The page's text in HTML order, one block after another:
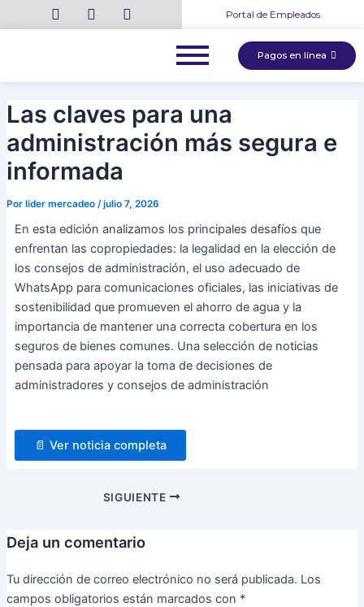
al
Portal de Empleados
Pagos en línea
Las claves para una
administración más segura e
informada
Por lider mercadeo /julio 7, 2026
En esta edición analizamos los principales desafíos que
enfrentan las copropiedades: la legalidad en la elección de
los consejos de administración, el uso adecuado de
WhatsApp para comunicaciones oficiales, las iniciativas de
sostenibilidad que promueven el ahorro de agua y la
importancia de mantener una correcta cobertura en los
seguros de bienes comunes. Una selección de noticias
pensada para apoyar la toma de decisiones de
administradores y consejos de administración
📄 Ver noticia completa
Navegación
de
SIGUIENTE
Deja un comentario
Tu dirección de correo electrónico no será publicada. Los
campos obligatorios están marcados con *